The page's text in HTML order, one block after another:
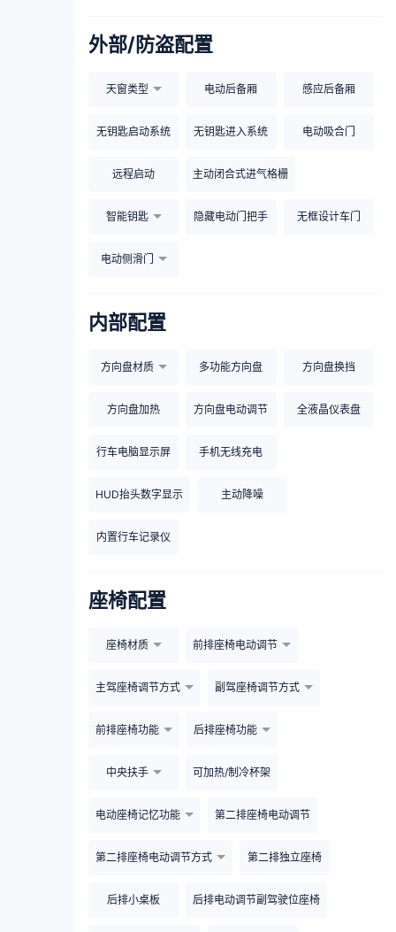
外部/防盗配置
天窗类型 电动后备厢 感应后备厢
无钥匙启动系统 无钥匙进入系统 电动吸合门
远程启动 主动闭合式进气格栅
智能钥匙 隐藏电动门把手 无框设计车门
电动侧滑门
内部配置
方向盘材质 多功能方向盘 方向盘换挡
方向盘加热 方向盘电动调节 全液晶仪表盘
行车电脑显示屏 手机无线充电
HUD抬头数字显示 主动降噪
内置行车记录仪
座椅配置
座椅材质 前排座椅电动调节
主驾座椅调节方式 副驾座椅调节方式
前排座椅功能 后排座椅功能
中央扶手 可加热/制冷杯架
电动座椅记忆功能 第二排座椅电动调节
第二排座椅电动调节方式 第二排独立座椅
后排小桌板 后排电动调节副驾驶位座椅